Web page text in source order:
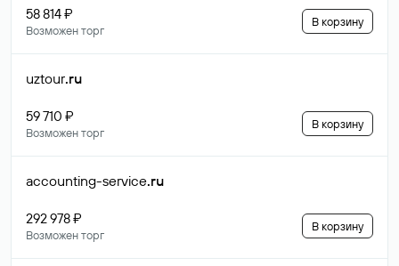
58 814 ₽
Возможен торг
В корзину
uztour.ru
59 710 ₽
Возможен торг
В корзину
accounting-service.ru
292 978 ₽
Возможен торг
В корзину